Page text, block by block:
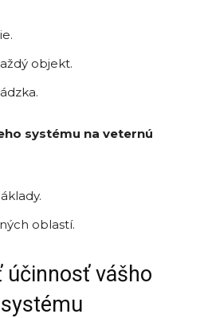
objekt.
systému na veternú
oblastí.
účinnosť vášho